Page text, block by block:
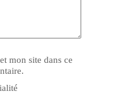
mon site dans ce